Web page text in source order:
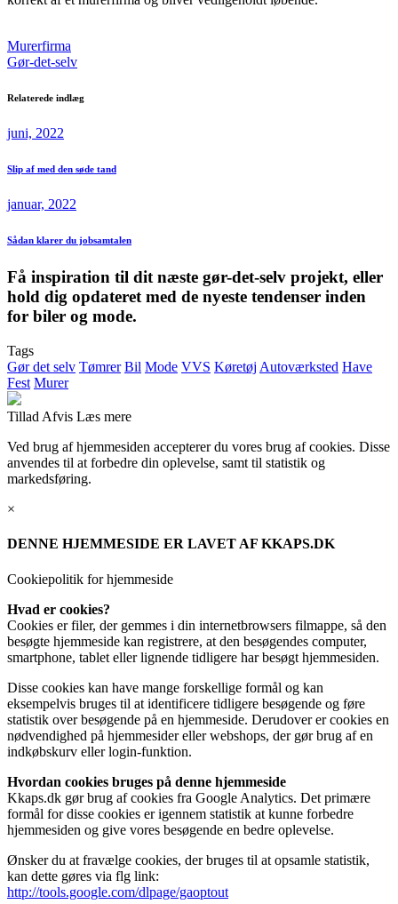
Murerfirma
Gør-det-selv
Relaterede indlæg
juni, 2022
Slip af med den søde tand
januar, 2022
Sådan klarer du jobsamtalen
Få inspiration til dit næste gør-det-selv projekt, eller
hold dig opdateret med de nyeste tendenser inden
for biler og mode.
Tags
Gør det selv Tømrer Bil Mode VVS Køretøj Autoværksted Have
Fest Murer
Tillad Afvis Læs mere
Ved brug af hjemmesiden accepterer du vores brug af cookies. Disse
anvendes til at forbedre din oplevelse, samt til statistik og
markedsføring.
×
DENNE HJEMMESIDE ER LAVET AF KKAPS.DK
Cookiepolitik for hjemmeside
Hvad er cookies?
Cookies er filer, der gemmes i din internetbrowsers filmappe, så den
besøgte hjemmeside kan registrere, at den besøgendes computer,
smartphone, tablet eller lignende tidligere har besøgt hjemmesiden.
Disse cookies kan have mange forskellige formål og kan
eksempelvis bruges til at identificere tidligere besøgende og føre
statistik over besøgende på en hjemmeside. Derudover er cookies en
nødvendighed på hjemmesider eller webshops, der gør brug af en
indkøbskurv eller login-funktion.
Hvordan cookies bruges på denne hjemmeside
Kkaps.dk gør brug af cookies fra Google Analytics. Det primære
formål for disse cookies er igennem statistik at kunne forbedre
hjemmesiden og give vores besøgende en bedre oplevelse.
Ønsker du at fravælge cookies, der bruges til at opsamle statistik,
kan dette gøres via flg link:
http://tools.google.com/dlpage/gaoptout